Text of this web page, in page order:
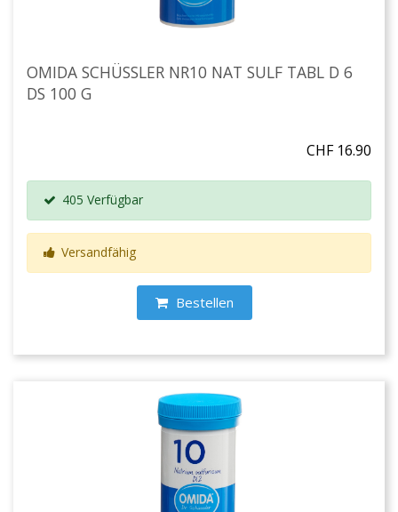
OMIDA SCHÜSSLER NR10 NAT SULF TABL D 6
DS 100 G
CHF 16.90
405 Verfügbar
Versandfähig
Bestellen